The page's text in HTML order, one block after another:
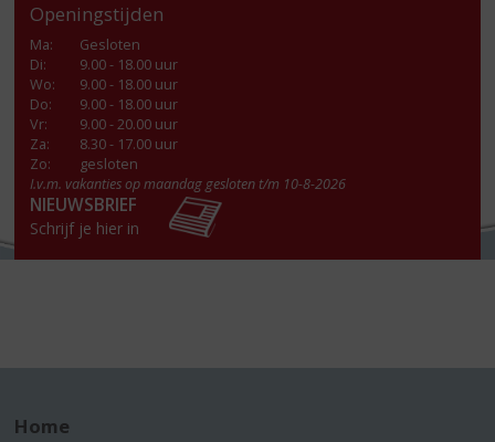
Openingstijden
Ma:
Gesloten
Di:
9.00 - 18.00 uur
Wo:
9.00 - 18.00 uur
Do:
9.00 - 18.00 uur
Vr:
9.00 - 20.00 uur
Za:
8.30 - 17.00 uur
Zo:
gesloten
I.v.m. vakanties op maandag gesloten t/m 10-8-2026
NIEUWSBRIEF
Schrijf je hier in
Home